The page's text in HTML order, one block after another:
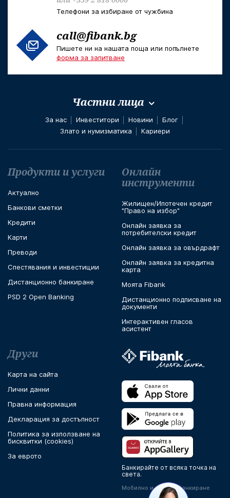
Телефони за избиране от чужбина
call@fibank.bg
Пишете ни на нашата поща или попълнете
форма за запитване
Частни лица
За нас Инвеститори Новини
Блог
Злато и нумизматика
Кариери
Футър навигация
Продукти и услуги
Актуално
Банкови сметки
Кредити
Карти
Преводи
Спестявания и инвестиции
Дистанционно банкиране
PSD 2 Open Banking
Онлайн
инструменти
Жилищен/Ипотечен кредит
"Право на избор"
Онлайн заявка за
потребителски кредит
Онлайн заявка за овърдрафт
Онлайн заявка за кредитна
карта
Моята Fibank
Дистанционно подписване на
документи
Интерактивен гласов
асистент
Други
Карта на сайта
Лични данни
Правна информация
Декларация за достъпност
Политика за използване на
бисквитки (cookies)
За еврото
Банкирайте от всяка точка на
света.
Мобилно и онлайн банкиране